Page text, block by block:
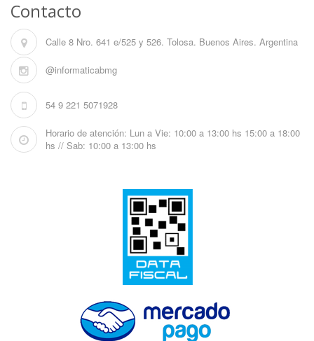
Contacto
Calle 8 Nro. 641 e/525 y 526. Tolosa. Buenos Aires. Argentina
@informaticabmg
54 9 221 5071928
Horario de atención: Lun a Vie: 10:00 a 13:00 hs 15:00 a 18:00
hs // Sab: 10:00 a 13:00 hs